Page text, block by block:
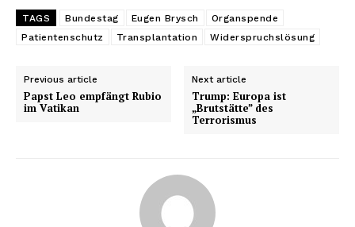
TAGS Bundestag Eugen Brysch
Organspende
Patientenschutz
Transplantation Widerspruchslösung
Previous article
Papst Leo empfängt Rubio
im Vatikan
Next article
Trump: Europa ist
„Brutstätte” des
Terrorismus